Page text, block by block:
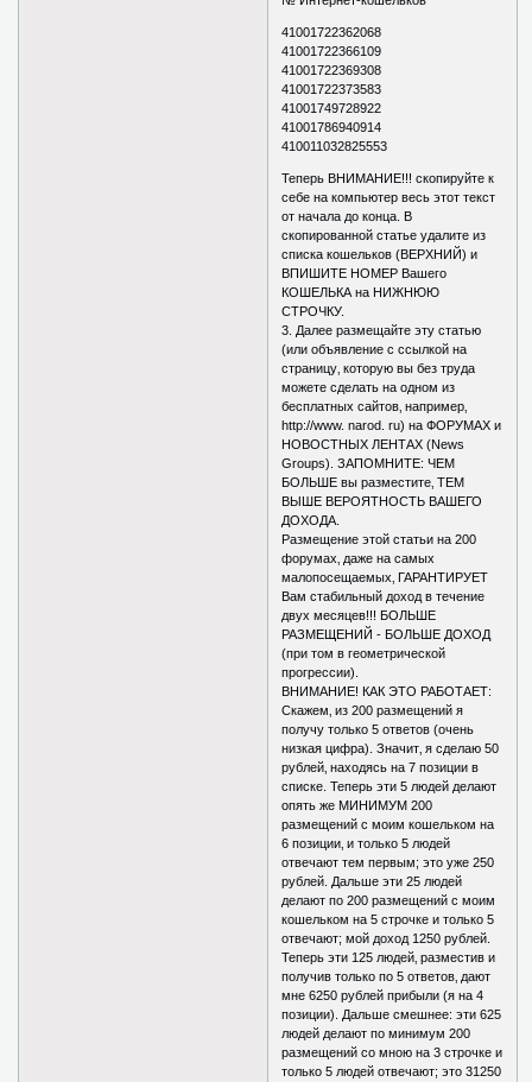
41001722362068
41001722366109
41001722369308
41001722373583
41001749728922
41001786940914
410011032825553
Теперь ВНИМАНИЕ!!! скопируйте к
себе на компьютер весь этот текст
от начала до конца. В
скопированной статье удалите из
списка кошельков (ВЕРХНИЙ) и
ВПИШИТЕ НОМЕР Вашего
КОШЕЛЬКА на НИЖНЮЮ
СТРОЧКУ.
3. Далее размещайте эту статью
(или объявление с ссылкой на
страницу‚ которую вы без труда
можете сделать на одном из
бесплатных сайтов‚ например‚
http://www. narod. ru) на ФОРУМАХ и
НОВОСТНЫХ ЛЕНТАХ (News
Groups). ЗАПОМНИТЕ: ЧЕМ
БОЛЬШЕ вы разместите‚ ТЕМ
ВЫШЕ ВЕРОЯТНОСТЬ ВАШЕГО
ДОХОДА.
Размещение этой статьи на 200
форумах‚ даже на самых
малопосещаемых‚ ГАРАНТИРУЕТ
Вам стабильный доход в течение
двух месяцев!!! БОЛЬШЕ
РАЗМЕЩЕНИЙ - БОЛЬШЕ ДОХОД
(при том в геометрической
прогрессии).
ВНИМАНИЕ! КАК ЭТО РАБОТАЕТ:
Скажем‚ из 200 размещений я
получу только 5 ответов (очень
низкая цифра). Значит‚ я сделаю 50
рублей‚ находясь на 7 позиции в
списке. Теперь эти 5 людей делают
опять же МИНИМУМ 200
размещений с моим кошельком на
6 позиции‚ и только 5 людей
отвечают тем первым; это уже 250
рублей. Дальше эти 25 людей
делают по 200 размещений с моим
кошельком на 5 строчке и только 5
отвечают; мой доход 1250 рублей.
Теперь эти 125 людей‚ разместив и
получив только по 5 ответов‚ дают
мне 6250 рублей прибыли (я на 4
позиции). Дальше смешнее: эти 625
людей делают по минимум 200
размещений со мною на 3 строчке и
только 5 людей отвечают; это 31250